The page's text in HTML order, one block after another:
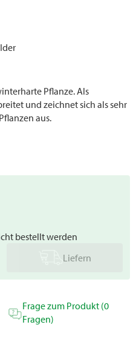
Pflanze. Als
und zeichnet sich als sehr
aus.
bestellt werden
Liefern
Frage zum Produkt (0
Fragen)